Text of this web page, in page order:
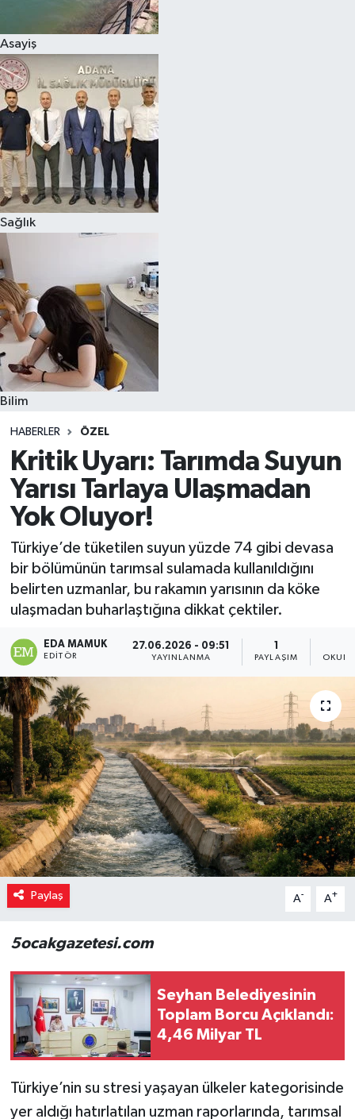
Asayiş
Sağlık
Bilim
HABERLER ÖZEL
Kritik Uyarı: Tarımda Suyun
Yarısı Tarlaya Ulaşmadan
Yok Oluyor!
Türkiye’de tüketilen suyun yüzde 74 gibi devasa
bir bölümünün tarımsal sulamada kullanıldığını
belirten uzmanlar, bu rakamın yarısının da köke
ulaşmadan buharlaştığına dikkat çektiler.
EDA MAMUK
EDITÖR
27.06.2026 - 09:51
YAYINLANMA PAYLAŞIM
Paylaş A- A+
5ocakgazetesi.com
Seyhan Belediyesinin
Toplam Borcu Açıklandı:
4,46 Milyar TL
Türkiye’nin su stresi yaşayan ülkeler kategorisinde
yer aldığı hatırlatılan uzman raporlarında, tarımsal